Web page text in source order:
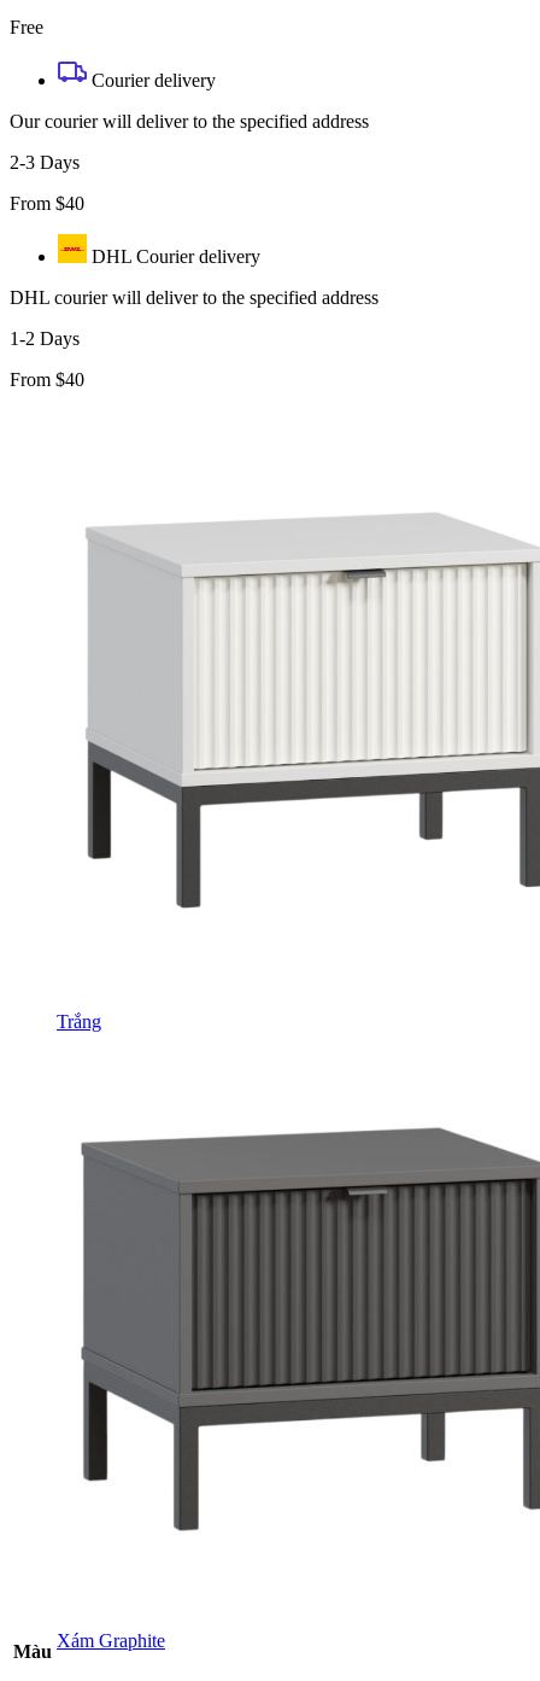
Free
Courier delivery
Our courier will deliver to the specified address
2-3 Days
From $40
DHL Courier delivery
DHL courier will deliver to the specified address
1-2 Days
From $40
Màu
Trắng
Xám Graphite